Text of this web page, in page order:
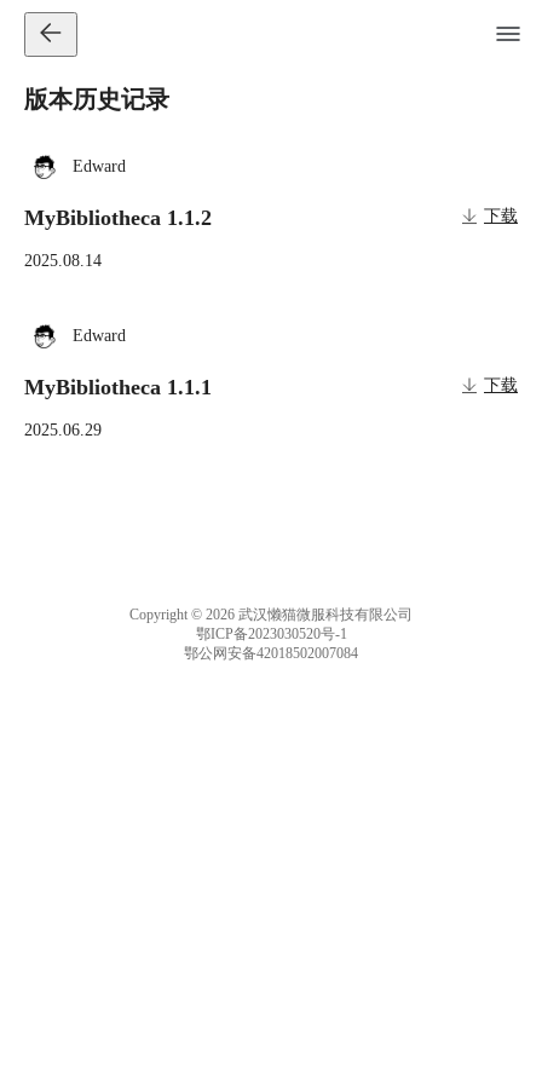
版本历史记录
Edward
MyBibliotheca 1.1.2 下载
2025.08.14
Edward
MyBibliotheca 1.1.1 下载
2025.06.29
Copyright © 2026 武汉懒猫微服科技有限公司
鄂ICP备2023030520号-1
鄂公网安备42018502007084